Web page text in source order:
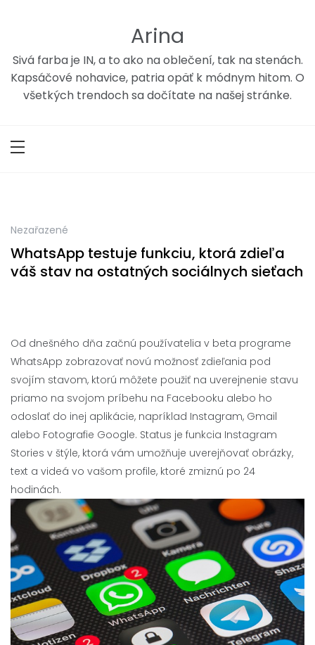
Arina
Sivá farba je IN, a to ako na oblečení, tak na stenách.
Kapsáčové nohavice, patria opäť k módnym hitom. O
všetkých trendoch sa dočítate na našej stránke.
Nezařazené
WhatsApp testuje funkciu, ktorá zdieľa
váš stav na ostatných sociálnych sieťach
Od dnešného dňa začnú používatelia v beta programe
WhatsApp zobrazovať novú možnosť zdieľania pod
svojím stavom, ktorú môžete použiť na uverejnenie stavu
priamo na svojom príbehu na Facebooku alebo ho
odoslať do inej aplikácie, napríklad Instagram, Gmail
alebo Fotografie Google. Status je funkcia Instagram
Stories v štýle, ktorá vám umožňuje uverejňovať obrázky,
text a videá vo vašom profile, ktoré zmiznú po 24
hodinách.